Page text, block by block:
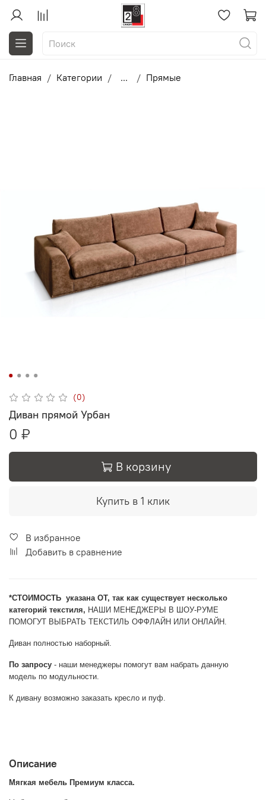
Главная Категории ... Прямые
(0)
Диван прямой Урбан
0 ₽
В корзину
Купить в 1 клик
В избранное
Добавить в сравнение
*CТОИМОСТЬ указана ОТ, так как существует несколько
категорий текстиля, НАШИ МЕНЕДЖЕРЫ В ШОУ-РУМЕ
ПОМОГУТ ВЫБРАТЬ ТЕКСТИЛЬ ОФФЛАЙН ИЛИ ОНЛАЙН.
Диван полностью наборный.
По запросу - наши менеджеры помогут вам набрать данную
модель по модульности.
К дивану возможно заказать кресло и пуф.
Описание
Мягкая мебель Премиум класса.